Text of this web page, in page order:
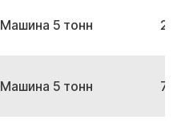
Машина 5 тонн
Машина 5 тонн